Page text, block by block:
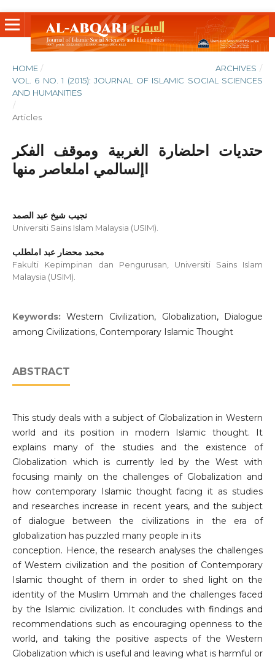
HOME / ARCHIVES /
VOL. 6 NO. 1 (2015): JOURNAL OF ISLAMIC SOCIAL SCIENCES
AND HUMANITIES
/
Articles
حتديات احلضارة الغربية وموقف الفكر
اإلسالمي املعاصر منها
نجيب شيخ عبد الصمد
Universiti Sains Islam Malaysia (USIM).
محمد محضار عبد املطلب
Fakulti Kepimpinan dan Pengurusan, Universiti Sains Islam
Malaysia (USIM).
Keywords:Western Civilization, Globalization, Dialogue
among Civilizations, Contemporary Islamic Thought
ABSTRACT
This study deals with a subject of Globalization in Western
world and its position in modern Islamic thought. It
explains many of the studies and the existence of
Globalization which is currently led by the West with
focusing mainly on the challenges of Globalization and
how contemporary Islamic thought facing it as studies
and researches increase in recent years, and the subject
of dialogue between the civilizations in the era of
globalization has puzzled many people in its
conception. Hence, the research analyses the challenges
of Western civilization and the position of Contemporary
Islamic thought of them in order to shed light on the
identity of the Muslim Ummah and the challenges faced
by the Islamic civilization. It concludes with findings and
recommendations such as encouraging openness to the
world, and taking the positive aspects of the Western
Globalization which is useful and leaving what is harmful or